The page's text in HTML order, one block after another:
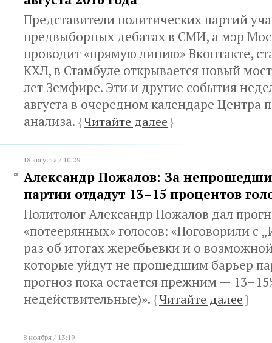
Представители политических партий
предвыборных дебатах в СМИ, а мэр
проводит «прямую линию» Вконтакте,
КХЛ, в Стамбуле открывается новый
лет Земфире. Эти и другие события
августа в очередном календаре Центра
анализа. {Читайте далее}
18 августа / 10:29
Александр Пожалов: За
партии отдадут 13–15 процентов
Политолог Александр Пожалов дал
«потеерянных» голосов: «Поговорили с
раз об итогах жеребьевки и о
которые уйдут не прошедшим барьер
прогноз пока остается прежним —
недействительные)». {Читайте далее}
8 ноября / 13:19